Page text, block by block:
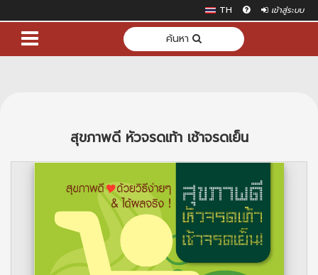
TH เข้าสู่ระบบ
ค้นหา
สุขภาพดี หัวจรดเท้า เช้าจรดเย็น
Previous Next